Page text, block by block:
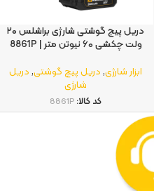
دریل پیچ گوشتی شارژی براشلس ۲۰
ولت چکشی ۶۰ نیوتن متر | 8861P
ابزار شارژی,دریل پیچ گوشتی,دریل
شارژی
کد کالا: 8861P